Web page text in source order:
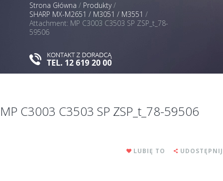
Strona Główna / Produkty/
SHARP MX-M2651 / M3051 / M3551 /
Attachment: MP C3003 C3503 SP ZSP_t_78-
59506
MP C3003 C3503 SP ZSP_t_78-59506
LUBIĘ TO UDOSTĘPNIJ